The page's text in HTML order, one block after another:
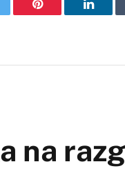
Pinterest
na